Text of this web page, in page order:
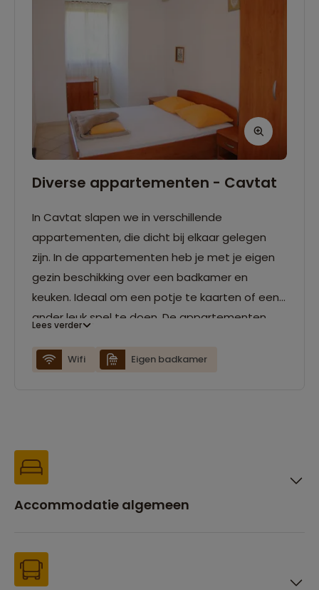
Diverse appartementen - Cavtat
In Cavtat slapen we in verschillende
appartementen, die dicht bij elkaar gelegen
zijn. In de appartementen heb je met je eigen
gezin beschikking over een badkamer en
keuken. Ideaal om een potje te kaarten of een
ander leuk spel te doen. De appartementen
strand.
Lees verder
Wifi Eigen badkamer
Accommodatie algemeen